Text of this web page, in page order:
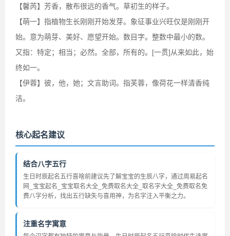
【馨芮】芳香，散布很远的香气。草初生的样子。
【萌一】指植物生长刚刚开始发芽。象征事业兴旺仅是刚刚开
始。意为萌芽、美好、愿望开始。数目字。整数中最小的数。
又指：特定；相当；必然。全部，所有的。[一贯]从来如此，始
终如一。
【伊蓉】彼，他，她；文言助词。指芙蓉，像荷花一样清香纯
洁。
核心起名建议
结合八字五行
生日时辰起名五行喜啥前建议先了解宝宝的生辰八字，通过周易起名
网_宝宝起名_宝宝取名大全_免费取名大全_取名字大全_免费取名免
费八字分析，找出五行缺失与喜用神，为名字注入平衡之力。
注重名字寓意